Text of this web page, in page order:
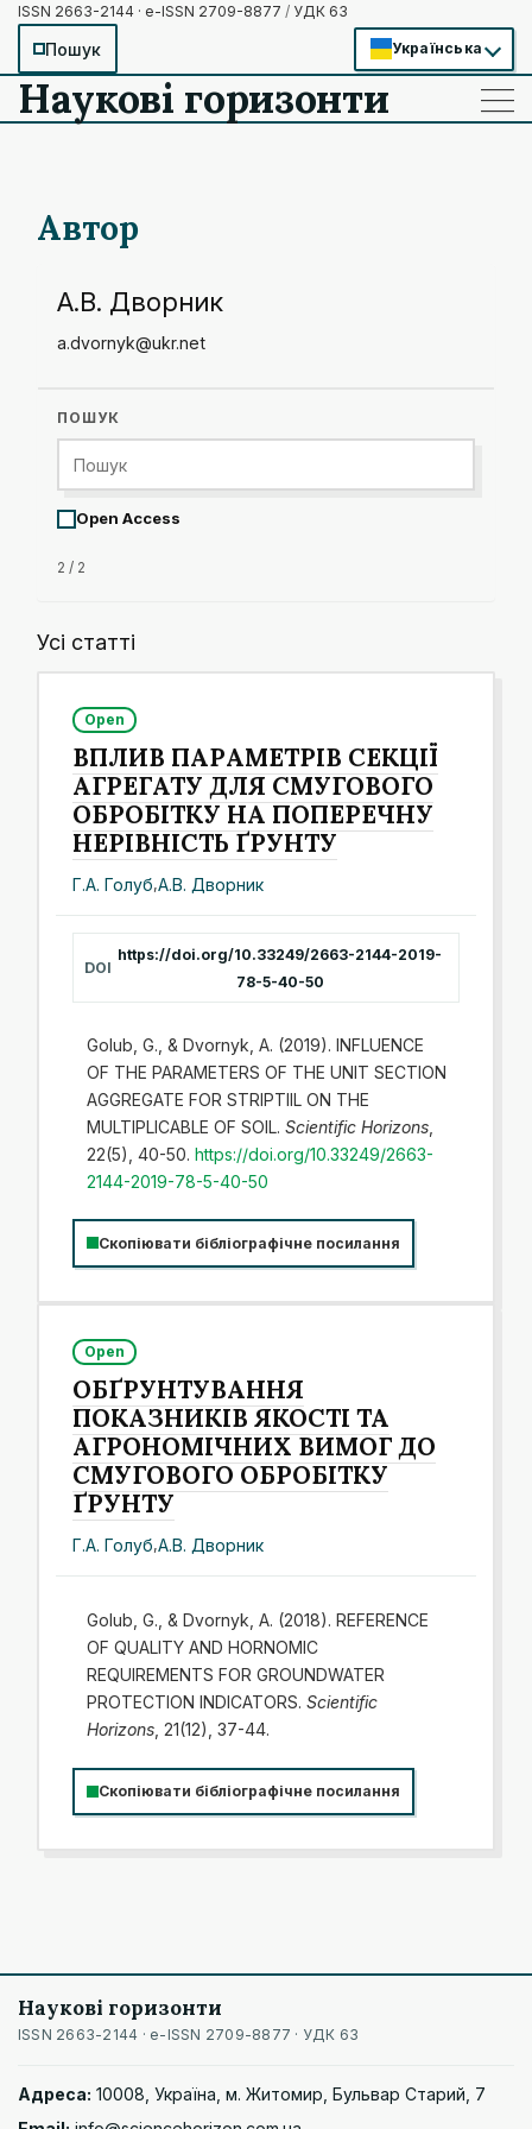
ISSN 2663-2144 · e-ISSN 2709-8877 / УДК 63
Пошук Українська
Наукові горизонти ——
——
——
Автор
А.В. Дворник
a.dvornyk@ukr.net
ПОШУК
Open Access
2 / 2
Усі статті
Open
ВПЛИВ ПАРАМЕТРІВ СЕКЦІЇ
АГРЕГАТУ ДЛЯ СМУГОВОГО
ОБРОБІТКУ НА ПОПЕРЕЧНУ
НЕРІВНІСТЬ ҐРУНТУ
Г.А. Голуб,А.В. Дворник
DOI
https://doi.org/10.33249/2663-2144-2019-
78-5-40-50
Golub, G., & Dvornyk, A. (2019). INFLUENCE
OF THE PARAMETERS OF THE UNIT SECTION
AGGREGATE FOR STRIPTIIL ON THE
MULTIPLICABLE OF SOIL. Scientific Horizons,
22(5), 40-50. https://doi.org/10.33249/2663-
2144-2019-78-5-40-50
Скопіювати бібліографічне посилання
Open
ОБҐРУНТУВАННЯ
ПОКАЗНИКІВ ЯКОСТІ ТА
АГРОНОМІЧНИХ ВИМОГ ДО
СМУГОВОГО ОБРОБІТКУ
ҐРУНТУ
Г.А. Голуб,А.В. Дворник
Golub, G., & Dvornyk, A. (2018). REFERENCE
OF QUALITY AND HORNOMIC
REQUIREMENTS FOR GROUNDWATER
PROTECTION INDICATORS. Scientific
Horizons, 21(12), 37-44.
Скопіювати бібліографічне посилання
Наукові горизонти
ISSN 2663-2144 · e-ISSN 2709-8877 · УДК 63
Адреса: 10008, Україна, м. Житомир, Бульвар Старий, 7